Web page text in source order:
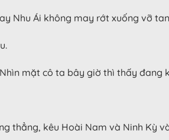
Nhu Ái không may rớt xuống vỡ
mặt cô ta bây giờ thì thấy đang
thẳng, kêu Hoài Nam và Ninh Kỳ